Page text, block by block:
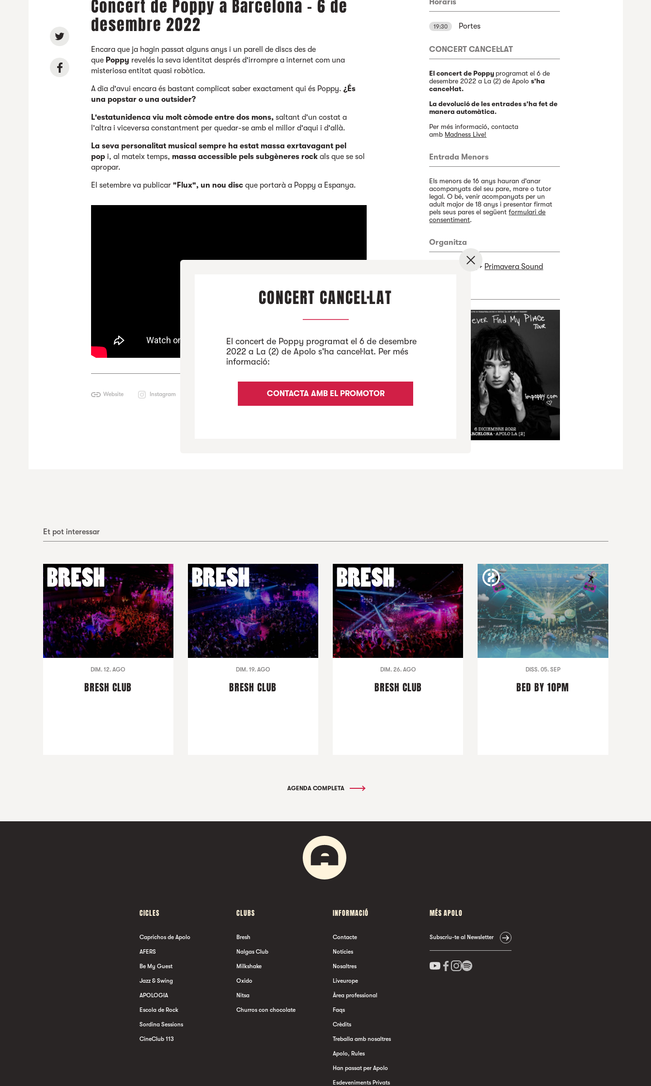
Concert de Poppy a Barcelona - 6 de
desembre 2022
Encara que ja hagin passat alguns anys i un parell de discs des de
que Poppy revelés la seva identitat després d'irrompre a internet com una
misteriosa entitat quasi robòtica.
A dia d'avui encara és bastant complicat saber exactament qui és Poppy.¿És
una popstar o una outsider?
L'estatunidenca viu molt còmode entre dos mons,saltant d'un costat a
l'altra i viceversa constantment per quedar-se amb el millor d'aqui i d'allà.
La seva personalitat musical sempre ha estat massa exrtavagant pel
pop i, al mateix temps, massa accessible pels subgèneres rockals que se sol
apropar.
El setembre va publicar "Flux", un nou disc que portarà a Poppy a Espanya.
Website Instagram Facebook
Horaris
19:30 Portes
CONCERT CANCEL·LAT
El concert de Poppy programat el 6 de
desembre 2022 a La (2) de Apolos'ha
cancel·lat.
La devolució de les entrades s'ha fet de
manera automàtica.
Per més informació, contacta
amb Madness Live!
Entrada Menors
Els menors de 16 anys hauran d'anar
acompanyats del seu pare, mare o tutor
legal. O bé, venir acompanyats per un
adult major de 18 anys i presentar firmat
pels seus pares el següentformulari de
consentiment.
Organitza
Madness Live! + Primavera Sound
Et pot interessar
DIM. 12. AGO
BRESH CLUB
DIM. 19. AGO
BRESH CLUB
DIM. 26. AGO
BRESH CLUB
DISS. 05. SEP
BED BY 10PM
AGENDA COMPLETA
CICLES
Caprichos de Apolo
AFERS
Be My Guest
Jazz & Swing
APOLOGIA
Escola de Rock
Sordina Sessions
CineClub 113
CLUBS
Bresh
Nalgas Club
Milkshake
Oxido
Nitsa
Churros con chocolate
INFORMACIÓ
Contacte
Notícies
Nosaltres
Liveurope
Àrea professional
Faqs
Crèdits
Treballa amb nosaltres
Apolo, Rules
Han passat per Apolo
Esdeveniments Privats
MÉS APOLO
Subscriu-te al Newsletter
✕
CONCERT CANCEL·LAT
El concert de Poppy programat el 6 de desembre
2022 a La (2) de Apolo s'ha cancel·lat. Per més
informació:
CONTACTA AMB EL PROMOTOR